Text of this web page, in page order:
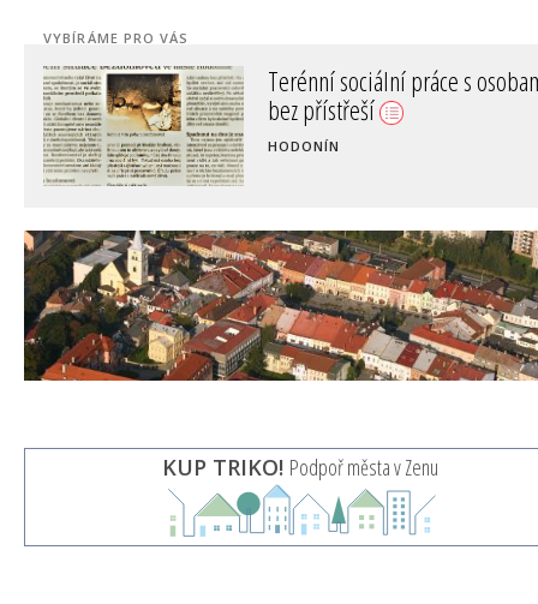
VYBÍRÁME PRO VÁS
Plán rovných příležitostí pro
zdravotně postižené
PRACHATICE
KUP TRIKO! Podpoř města v Zenu